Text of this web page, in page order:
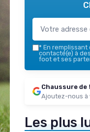
* En remplissant
contacté(e) à
foot et ses
Chaussure
Ajoutez-nous à
Les plus